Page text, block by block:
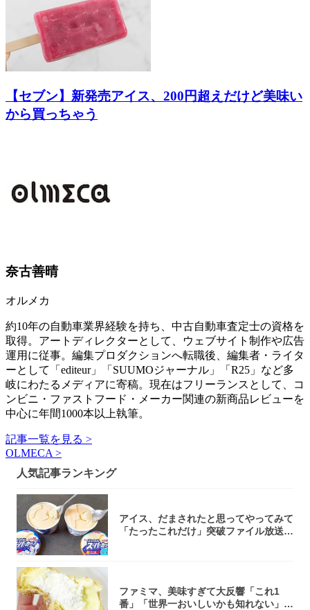
【セブン】新発売アイス、200円超えだけど美味い
から買っちゃう
奈古善晴
オルメカ
約10年の自動車業界経験を持ち、中古自動車査定士の資格を
取得。アートディレクターとして、ウェブサイト制作や広告
運用に従事。編集プロダクションへ転職後、編集者・ライタ
ーとして「editeur」「SUUMOジャーナル」「R25」など多
岐にわたるメディアに寄稿。現在はフリーランスとして、コ
ンビニ・ファストフード・メーカー関連の新商品レビューを
中心に年間1000本以上執筆。
記事一覧を見る >
OLMECA >
人気記事ランキング
アイス、だまされたと思ってやってみて
「たったこれだけ」突破ファイル放送で
ファミマ、美味すぎて大反響「これ1
番」「世界一おいしいかも知れない」